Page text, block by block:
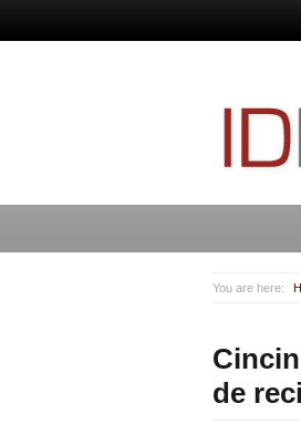
You are here:
de